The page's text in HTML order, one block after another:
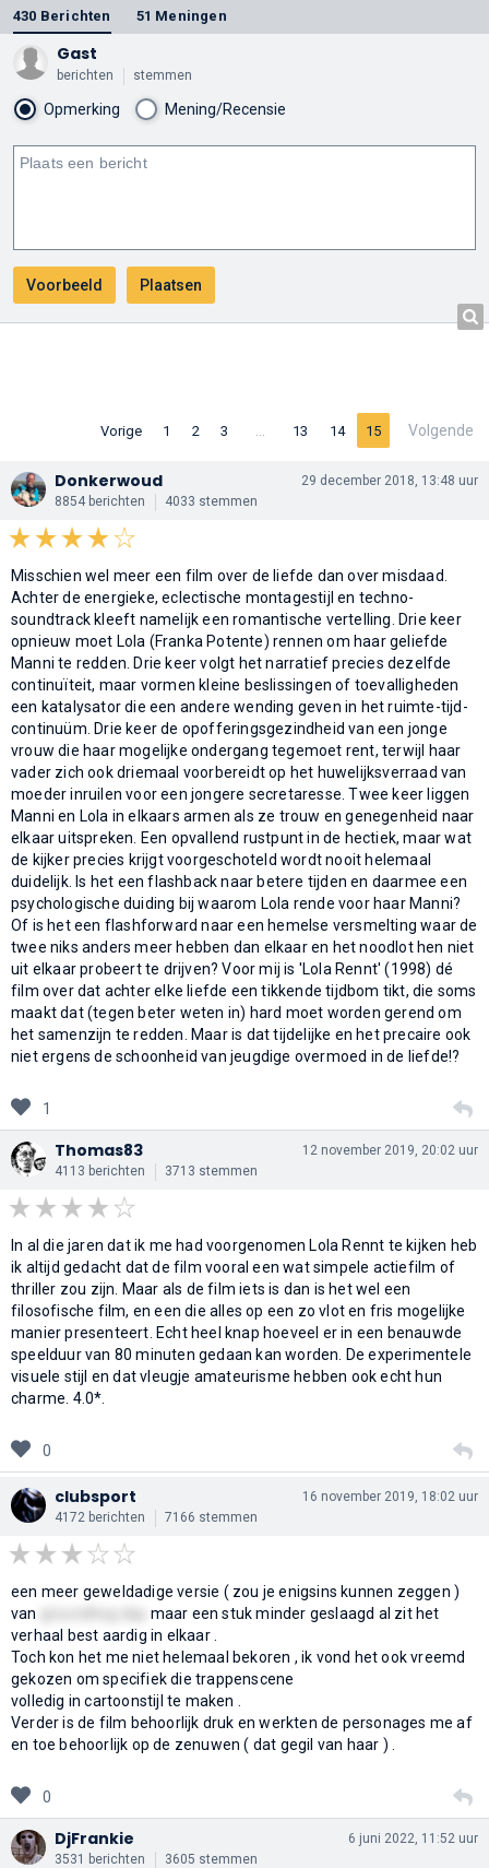
430 Berichten 51 Meningen
Gast
berichten stemmen
Opmerking Mening/Recensie
Vorige 1 2 3 13 14 15 Volgende
Donkerwoud
8854 berichten 4033 stemmen
29 december 2018, 13:48 uur
Misschien wel meer een film over de liefde dan over misdaad.
Achter de energieke, eclectische montagestijl en techno-
soundtrack kleeft namelijk een romantische vertelling. Drie keer
opnieuw moet Lola (Franka Potente) rennen om haar geliefde
Manni te redden. Drie keer volgt het narratief precies dezelfde
continuïteit, maar vormen kleine beslissingen of toevalligheden
een katalysator die een andere wending geven in het ruimte-tijd-
continuüm. Drie keer de opofferingsgezindheid van een jonge
vrouw die haar mogelijke ondergang tegemoet rent, terwijl haar
vader zich ook driemaal voorbereidt op het huwelijksverraad van
moeder inruilen voor een jongere secretaresse. Twee keer liggen
Manni en Lola in elkaars armen als ze trouw en genegenheid naar
elkaar uitspreken. Een opvallend rustpunt in de hectiek, maar wat
de kijker precies krijgt voorgeschoteld wordt nooit helemaal
duidelijk. Is het een flashback naar betere tijden en daarmee een
psychologische duiding bij waarom Lola rende voor haar Manni?
Of is het een flashforward naar een hemelse versmelting waar de
twee niks anders meer hebben dan elkaar en het noodlot hen niet
uit elkaar probeert te drijven? Voor mij is 'Lola Rennt' (1998) dé
film over dat achter elke liefde een tikkende tijdbom tikt, die soms
maakt dat (tegen beter weten in) hard moet worden gerend om
het samenzijn te redden. Maar is dat tijdelijke en het precaire ook
niet ergens de schoonheid van jeugdige overmoed in de liefde!?
1
Thomas83
4113 berichten 3713 stemmen
12 november 2019, 20:02 uur
In al die jaren dat ik me had voorgenomen Lola Rennt te kijken heb
ik altijd gedacht dat de film vooral een wat simpele actiefilm of
thriller zou zijn. Maar als de film iets is dan is het wel een
filosofische film, en een die alles op een zo vlot en fris mogelijke
manier presenteert. Echt heel knap hoeveel er in een benauwde
speelduur van 80 minuten gedaan kan worden. De experimentele
visuele stijl en dat vleugje amateurisme hebben ook echt hun
charme. 4.0*.
0
clubsport
4172 berichten 7166 stemmen
16 november 2019, 18:02 uur
een meer geweldadige versie ( zou je enigsins kunnen zeggen )
van
maar een stuk minder geslaagd al zit het
verhaal best aardig in elkaar .
Toch kon het me niet helemaal bekoren , ik vond het ook vreemd
gekozen om specifiek die trappenscene
volledig in cartoonstijl te maken .
Verder is de film behoorlijk druk en werkten de personages me af
en toe behoorlijk op de zenuwen ( dat gegil van haar ) .
0
DjFrankie
3531 berichten 3605 stemmen
6 juni 2022, 11:52 uur